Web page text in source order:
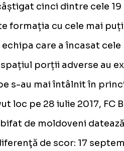
cinci dintre cele
formația cu cele mai
echipa care a încasat
porții adverse au
s-au mai întâlnit în
loc pe 28 iulie 2017,
de moldoveni
de scor: 17